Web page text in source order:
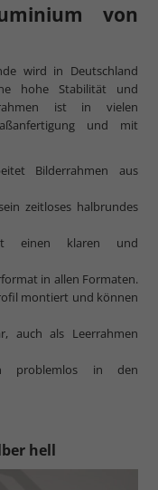
von
wird in Deutschland
hohe Stabilität und
ist in vielen
und mit
Bilderrahmen aus
zeitloses halbrundes
einen klaren und
in allen Formaten.
montiert und können
auch als Leerrahmen
problemlos in den
hell